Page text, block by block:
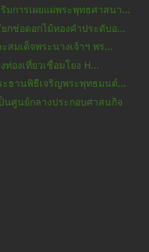
มการเผยแผ่พระพุทธศาสนา...
กช่อดอกไม้ทองคำประดับอ...
สมเด็จพระนางเจ้าฯ พร...
องเที่ยวเชื่อมโยง H...
ธานพิธีเจริญพระพุทธมนต์...
ศูนย์กลางประกอบศาสนกิจ